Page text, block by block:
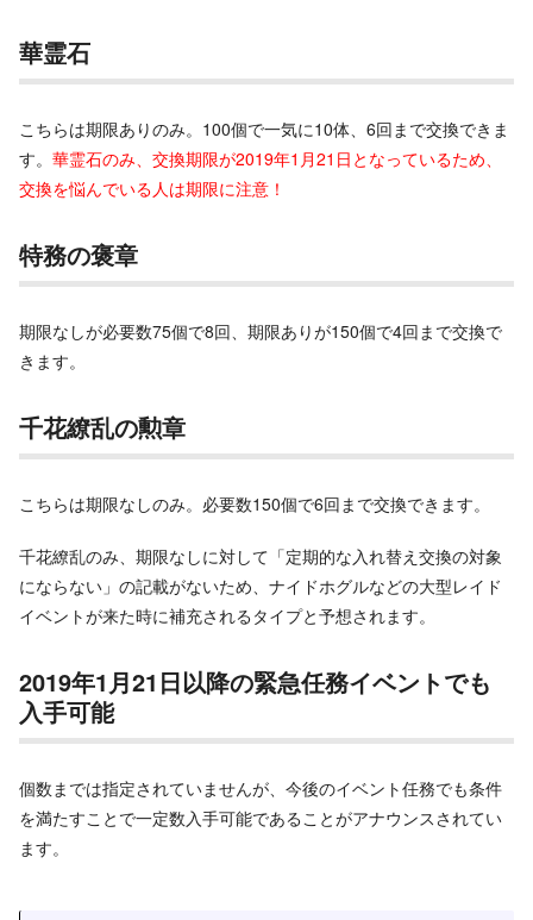
華霊石
こちらは期限ありのみ。100個で一気に10体、6回まで交換できま
す。 華霊石のみ、交換期限が2019年1月21日となっているため、
交換を悩んでいる人は期限に注意！
特務の褒章
期限なしが必要数75個で8回、期限ありが150個で4回まで交換で
きます。
千花繚乱の勲章
こちらは期限なしのみ。必要数150個で6回まで交換できます。
千花繚乱のみ、期限なしに対して「定期的な入れ替え交換の対象
にならない」の記載がないため、ナイドホグルなどの大型レイド
イベントが来た時に補充されるタイプと予想されます。
2019年1月21日以降の緊急任務イベントでも
入手可能
個数までは指定されていませんが、今後のイベント任務でも条件
を満たすことで一定数入手可能であることがアナウンスされてい
ます。